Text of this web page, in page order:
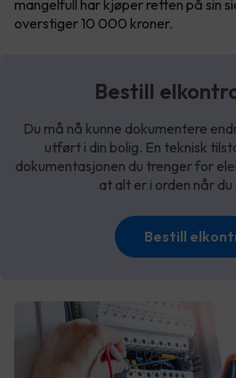
mangelfull har kjøper retten på sin
overstiger 10 000 kroner.
Bestill
Du må nå kunne dokumentere
utført i din bolig. En teknisk
dokumentasjonen du trenger for
at alt er i orden når du
Bestill